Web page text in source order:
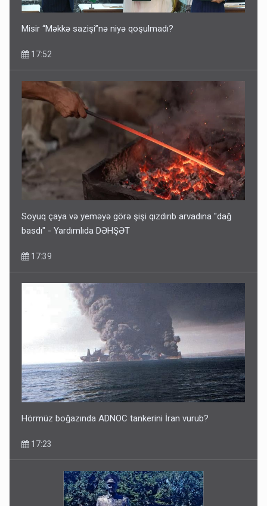
Pakistan prezidentindən Azərbaycanla bağlı açıqlama
13:58
Misir “Məkkə sazişi”nə niyə qoşulmadı?
17:52
Soyuq çaya və yeməyə görə şişi qızdırıb arvadına "dağ
basdı" - Yardımlıda DƏHŞƏT
17:39
Hörmüz boğazında ADNOC tankerini İran vurub?
17:23